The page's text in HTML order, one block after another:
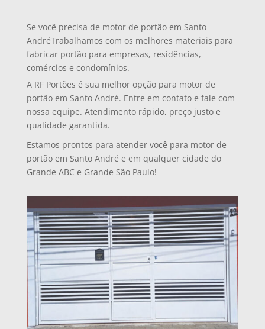
Se você precisa de motor de portão em Santo
AndréTrabalhamos com os melhores materiais para
fabricar portão para empresas, residências,
comércios e condomínios.
A RF Portões é sua melhor opção para motor de
portão em Santo André. Entre em contato e fale com
nossa equipe. Atendimento rápido, preço justo e
qualidade garantida.
Estamos prontos para atender você para motor de
portão em Santo André e em qualquer cidade do
Grande ABC e Grande São Paulo!